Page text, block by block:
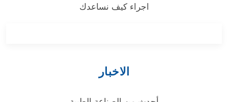
اجراء كيف نساعدك
الاخبار